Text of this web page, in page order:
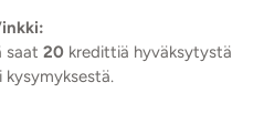
saat 20 kredittiä hyväksytystä